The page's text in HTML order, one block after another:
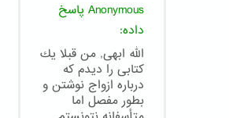
Anonymous پاسخ
داده:
الله ابهى, من قبلا يك
كتابى را ديدم كه
درباره ازواج نوشتن و
بطور مفصل اما